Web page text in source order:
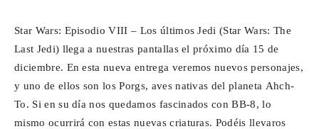
Cinéfilos
Star Wars: Episodio VIII – Los últimos Jedi (Star Wars: The
Last Jedi) llega a nuestras pantallas el próximo día 15 de
diciembre. En esta nueva entrega veremos nuevos personajes,
y uno de ellos son los Porgs, aves nativas del planeta Ahch-
To. Si en su día nos quedamos fascinados con BB-8, lo
mismo ocurrirá con estas nuevas criaturas. Podéis llevaros